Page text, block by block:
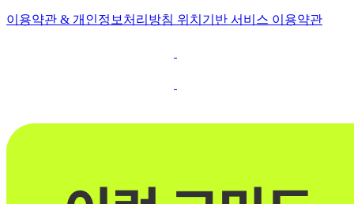
이용약관 & 개인정보처리방침 위치기반 서비스 이용약관